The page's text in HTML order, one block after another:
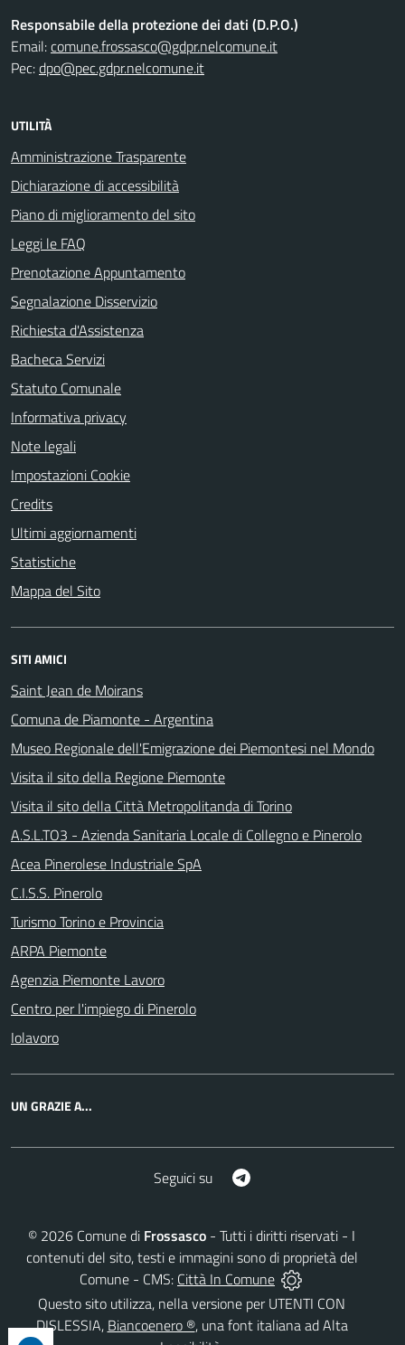
Responsabile della protezione dei dati (D.P.O.)
Email:comune.frossasco@gdpr.nelcomune.it
Pec:dpo@pec.gdpr.nelcomune.it
UTILITÀ
Amministrazione Trasparente
Dichiarazione di accessibilità
Piano di miglioramento del sito
Leggi le FAQ
Prenotazione Appuntamento
Segnalazione Disservizio
Richiesta d'Assistenza
Bacheca Servizi
Statuto Comunale
Informativa privacy
Note legali
Impostazioni Cookie
Credits
Ultimi aggiornamenti
Statistiche
Mappa del Sito
SITI AMICI
Saint Jean de Moirans
Comuna de Piamonte - Argentina
Museo Regionale dell'Emigrazione dei Piemontesi nel Mondo
Visita il sito della Regione Piemonte
Visita il sito della Città Metropolitanda di Torino
A.S.L.TO3 - Azienda Sanitaria Locale di Collegno e Pinerolo
Acea Pinerolese Industriale SpA
C.I.S.S. Pinerolo
Turismo Torino e Provincia
ARPA Piemonte
Agenzia Piemonte Lavoro
Centro per l'impiego di Pinerolo
Iolavoro
UN GRAZIE A...
Seguici su
© 2026 Comune di Frossasco - Tutti i diritti riservati - I
contenuti del sito, testi e immagini sono di proprietà del
Comune - CMS: Città In Comune
Questo sito utilizza, nella versione per UTENTI CON
DISLESSIA, Biancoenero ®, una font italiana ad Alta